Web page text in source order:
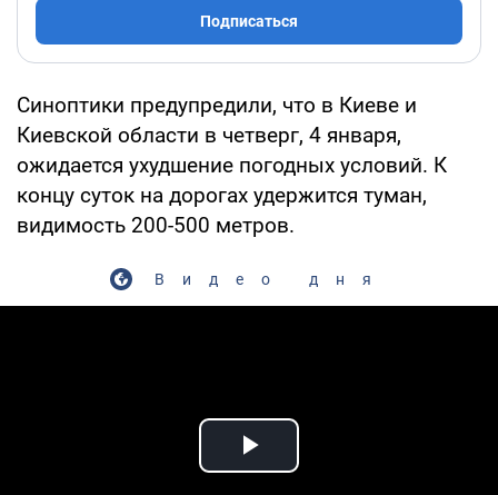
Подписаться
Синоптики предупредили, что в Киеве и
Киевской области в четверг, 4 января,
ожидается ухудшение погодных условий. К
концу суток на дорогах удержится туман,
видимость 200-500 метров.
Видео дня
Play Video